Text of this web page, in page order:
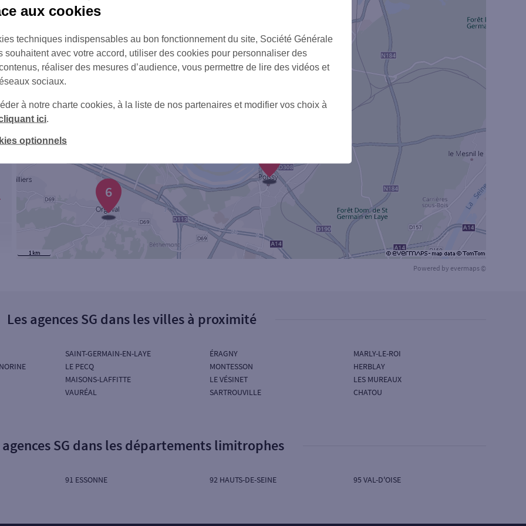
6
3
1
Powered by evermaps ©
Les agences SG dans les villes à proximité
SAINT-GERMAIN-EN-LAYE
LE PECQ
MAISONS-LAFFITTE
VAURÉAL
ÉRAGNY
MONTESSON
LE VÉSINET
SARTROUVILLE
MARLY-LE-ROI
HERBLAY
LES MUREAUX
CHATOU
agences SG dans les départements limitrophes
91 ESSONNE 92 HAUTS-DE-SEINE 95 VAL-D'OISE
aux cookies
techniques indispensables au bon fonctionnement du site, Société Générale
souhaitent avec votre accord, utiliser des cookies pour personnaliser des
réaliser des mesures d’audience, vous permettre de lire des vidéos et
sociaux.
à notre charte cookies, à la liste de nos partenaires et modifier vos choix à
ici.
optionnels